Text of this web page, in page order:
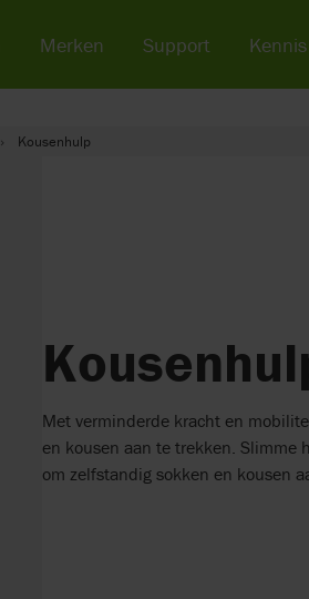
Kousenhulp
Met verminderde kracht en
en kousen aan te trekken.
om zelfstandig sokken en kousen
Merken Support